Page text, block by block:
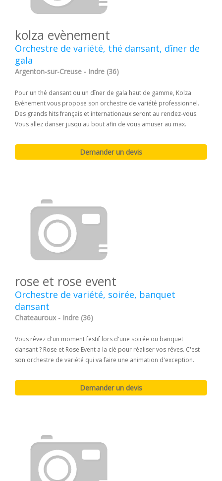
kolza evènement
Orchestre de variété, thé dansant, dîner de
gala
Argenton-sur-Creuse - Indre (36)
Pour un thé dansant ou un dîner de gala haut de gamme, Kolza
Evènement vous propose son orchestre de variété professionnel.
Des grands hits français et internationaux seront au rendez-vous.
Vous allez danser jusqu'au bout afin de vous amuser au max.
rose et rose event
Orchestre de variété, soirée, banquet
dansant
Chateauroux - Indre (36)
Vous rêvez d'un moment festif lors d'une soirée ou banquet
dansant ? Rose et Rose Event a la clé pour réaliser vos rêves. C'est
son orchestre de variété qui va faire une animation d'exception.